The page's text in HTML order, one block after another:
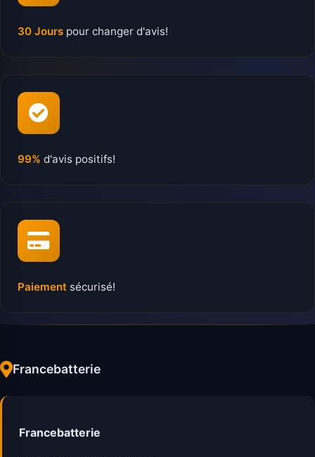
30 Jours pour changer d'avis!
99% d'avis positifs!
Paiement sécurisé!
Francebatterie
Francebatterie